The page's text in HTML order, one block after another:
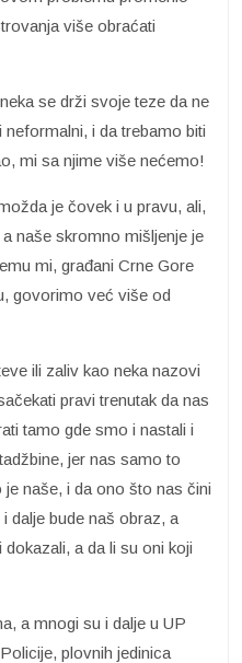
više obraćati
se drži svoje teze da ne
i da trebamo biti
mi sa njime više nećemo!
je čovek i u pravu, ali,
naše skromno mišljenje je
mi, građani Crne Gore
govorimo već više od
ili zaliv kao neka nazovi
pravi trenutak da nas
tamo gde smo i nastali i
jer nas samo to
naše, i da ono što nas čini
dalje bude naš obraz, a
a da li su oni koji
a mnogi su i dalje u UP
plovnih jedinica